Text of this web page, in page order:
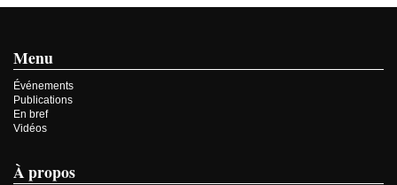
Menu
Événements
Publications
En bref
Vidéos
À propos